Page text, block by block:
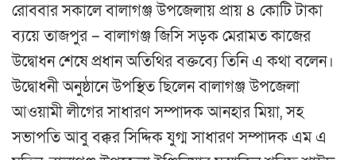
রোববার সকালে বালাগঞ্জ উপজেলায় প্রায় ৪ কোটি টাকা
ব্যয়ে তাজপুর – বালাগঞ্জ জিসি সড়ক মেরামত কাজের
উদ্বোধন শেষে প্রধান অতিথির বক্তব্যে তিনি এ কথা বলেন।
উদ্বোধনী অনুষ্ঠানে উপস্থিত ছিলেন বালাগঞ্জ উপজেলা
আওয়ামী লীগের সাধারণ সম্পাদক আনহার মিয়া, সহ
সভাপতি আবু বক্কর সিদ্দিক যুগ্ম সাধারণ সম্পাদক এম এ